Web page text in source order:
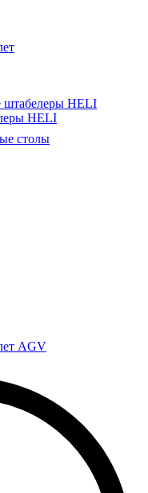
штабелеры HELI
HELI
столы
AGV